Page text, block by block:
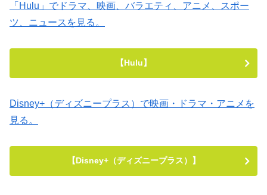
「Hulu」でドラマ、映画、バラエティ、アニメ、スポー
ツ、ニュースを見る。
【Hulu】
Disney+（ディズニープラス）で映画・ドラマ・アニメを
見る。
【Disney+（ディズニープラス）】